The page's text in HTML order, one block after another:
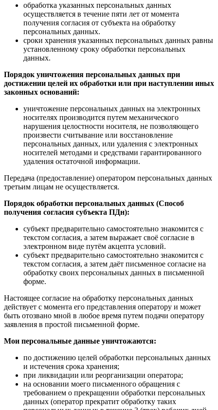
обработка указанных персональных данных
осуществляется в течение пяти лет от момента
получения согласия от субъекта на обработку
персональных данных.
сроки хранения указанных персональных данных равны
установленному сроку обработки персональных
данных.
Порядок уничтожения персональных данных при
достижении целей их обработки или при наступлении иных
законных оснований:
уничтожение персональных данных на электронных
носителях производится путем механического
нарушения целостности носителя, не позволяющего
произвести считывание или восстановление
персональных данных, или удаления с электронных
носителей методами и средствами гарантированного
удаления остаточной информации.
Передача (предоставление) оператором персональных данных
третьим лицам не осуществляется.
Порядок обработки персональных данных (Способ
получения согласия субъекта ПДн):
субъект предварительно самостоятельно знакомится с
текстом согласия, а затем выражает своё согласие в
электронном виде путём акцепта условий.
субъект предварительно самостоятельно знакомится с
текстом согласия, а затем даёт письменное согласие на
обработку своих персональных данных в письменной
форме.
Настоящее согласие на обработку персональных данных
действует с момента его представления оператору и может
быть отозвано мной в любое время путем подачи оператору
заявления в простой письменной форме.
Мои персональные данные уничтожаются:
по достижению целей обработки персональных данных
и истечения срока хранения;
при ликвидации или реорганизации оператора;
на основании моего письменного обращения с
требованием о прекращении обработки персональных
данных (оператор прекратит обработку таких